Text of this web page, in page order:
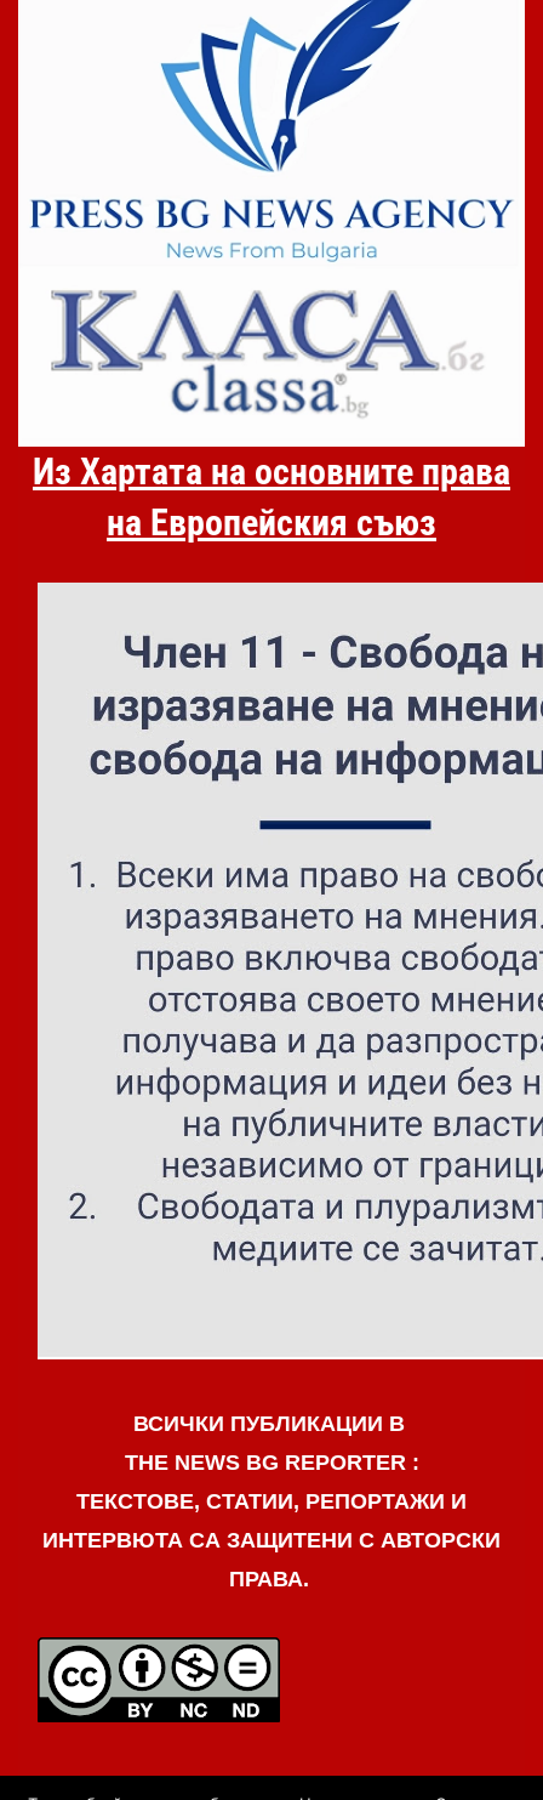
Из Хартата на основните права
на Европейския съюз
ВСИЧКИ ПУБЛИКАЦИИ В
THE NEWS BG REPORTER :
ТЕКСТОВЕ, СТАТИИ, РЕПОРТАЖИ И
ИНТЕРВЮТА СА ЗАЩИТЕНИ С АВТОРСКИ
ПРАВА.